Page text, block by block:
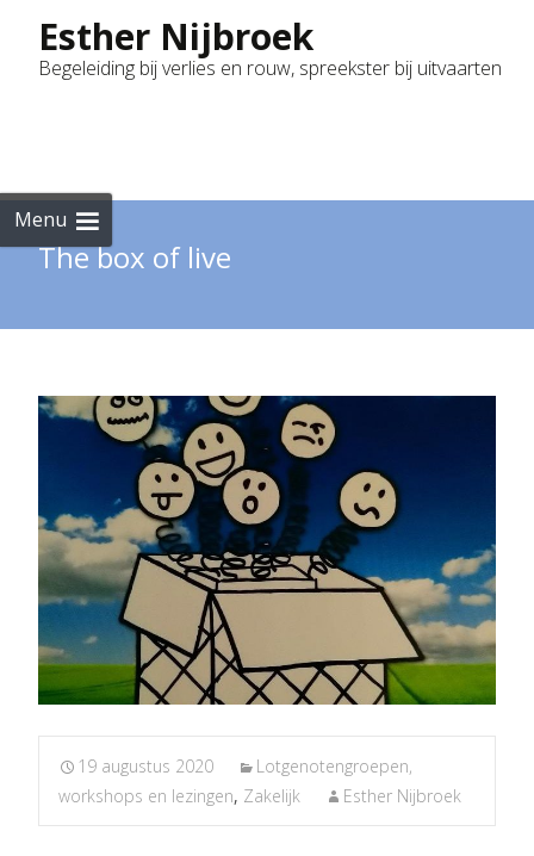
Esther Nijbroek
Begeleiding bij verlies en rouw, spreekster bij uitvaarten
Menu
The box of live
19 augustus 2020
Lotgenotengroepen,
workshops en lezingen, Zakelijk Esther Nijbroek